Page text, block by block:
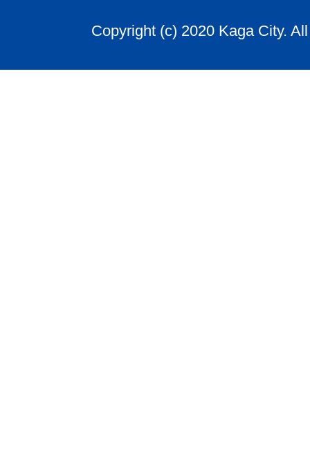
Copyright (c) 2020 Kaga City.